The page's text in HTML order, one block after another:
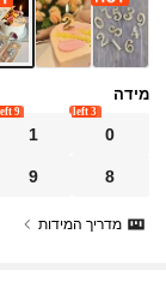
מידה
0
3 left
1
9 left
8
9
מדריך המידות